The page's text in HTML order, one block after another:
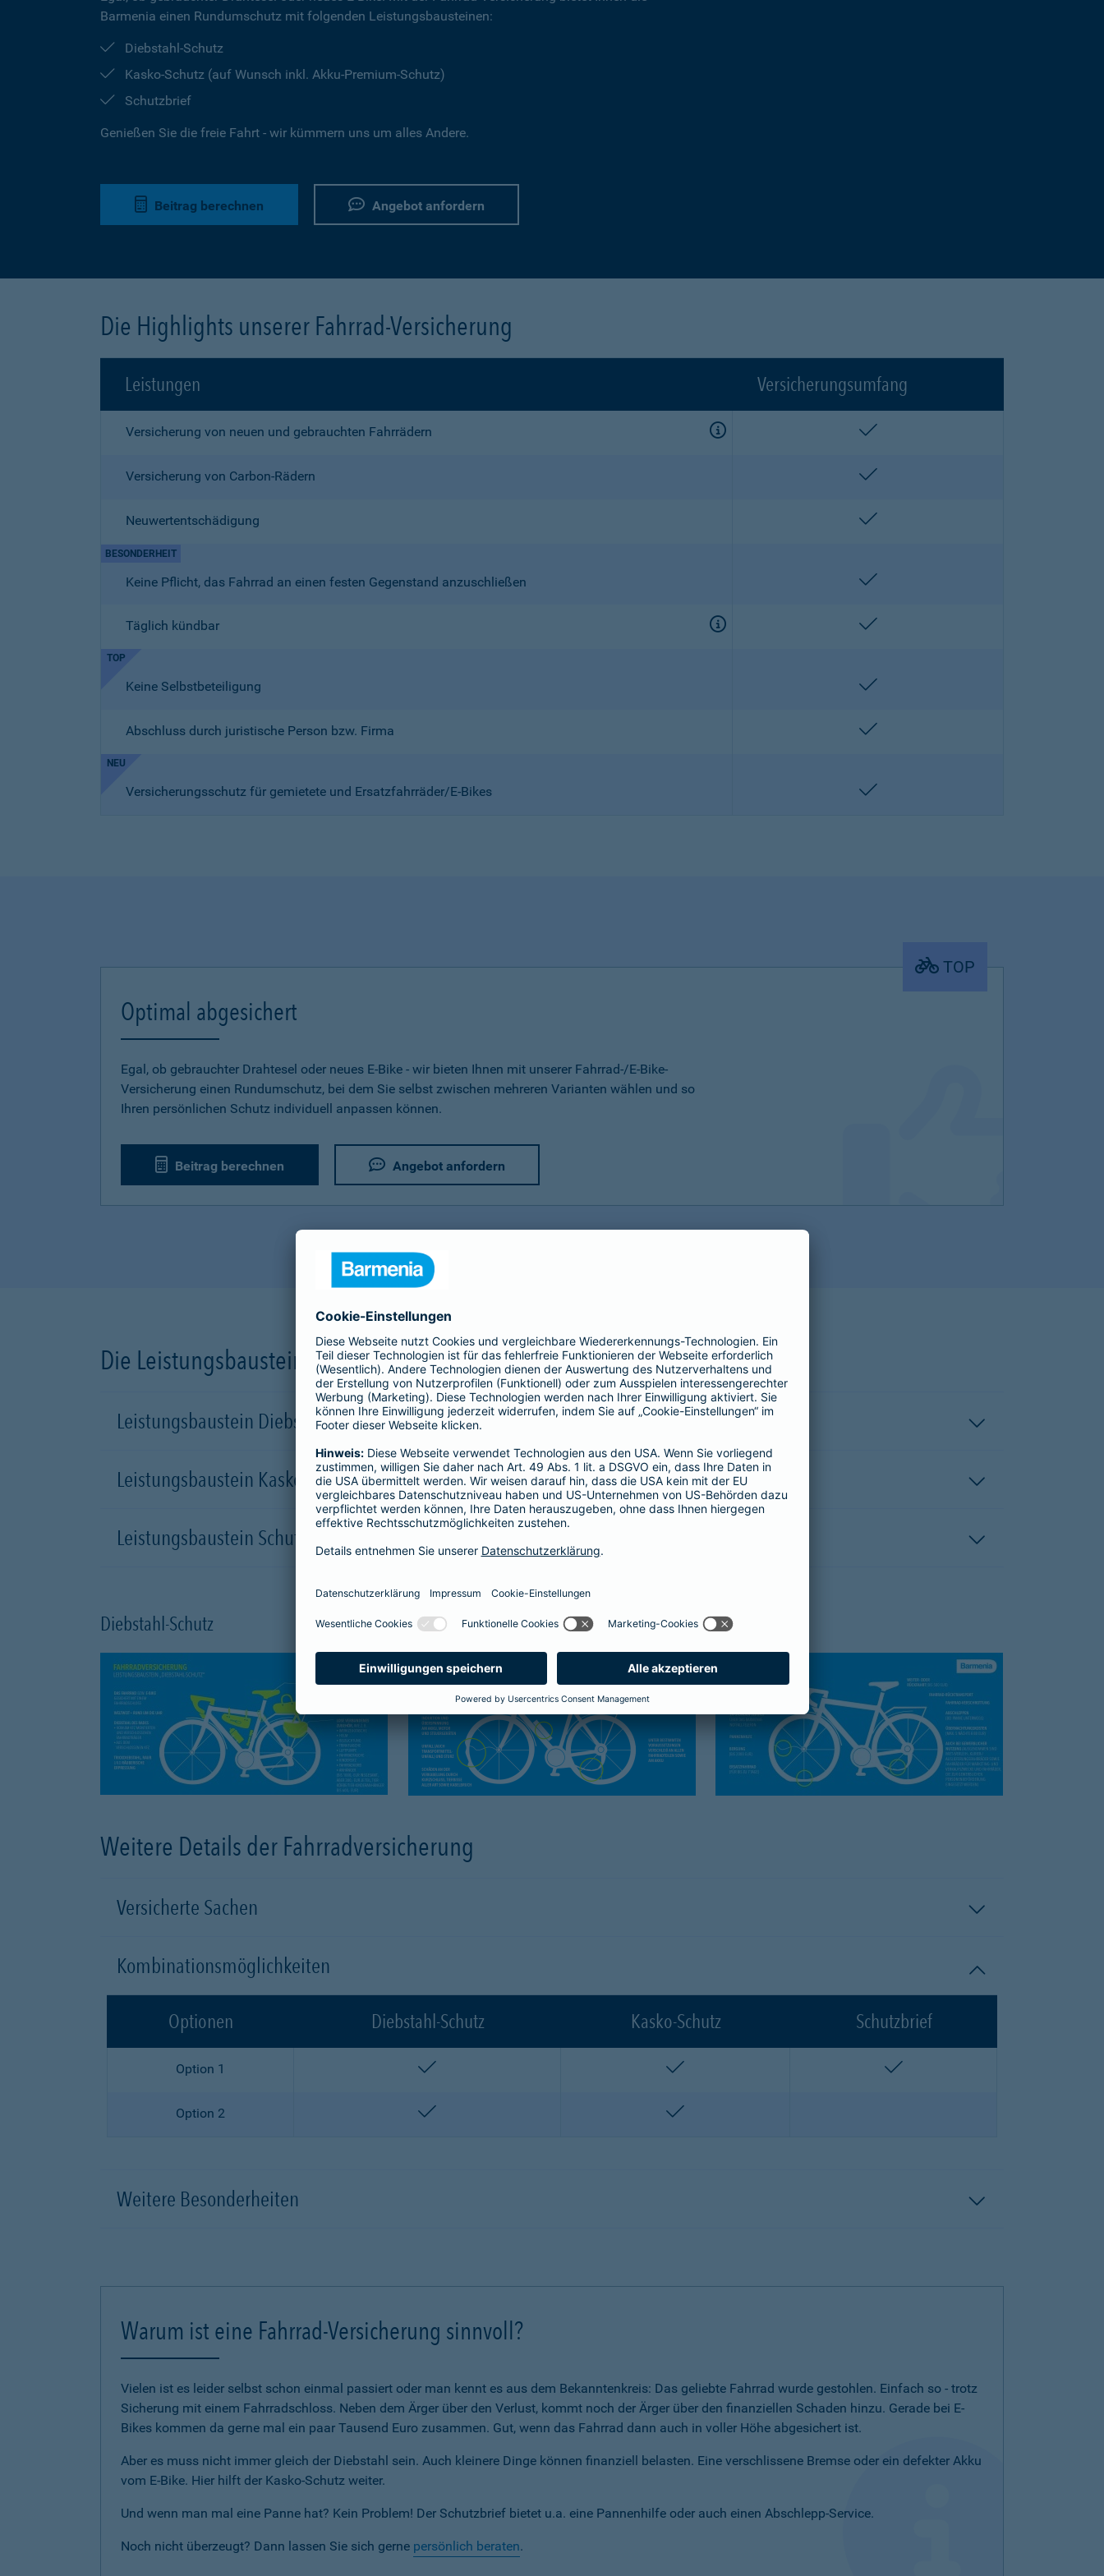
Barmenia einen Rundumschutz mit folgenden Leistungsbausteinen:
Diebstahl-Schutz
Kasko-Schutz (auf Wunsch inkl. Akku-Premium-Schutz)
Schutzbrief
Genießen Sie die freie Fahrt - wir kümmern uns um alles Andere.
Beitrag berechnen Angebot anfordern
Die Highlights unserer Fahrrad-Versicherung
Leistungen Versicherungsumfang
Versicherung von neuen und gebrauchten Fahrrädern enthalten
Versicherung von Carbon-Rädern enthalten
Neuwertentschädigung enthalten
Keine Pflicht, das Fahrrad an einen festen Gegenstand anzuschließen
BESONDERHEIT
enthalten
Täglich kündbar enthalten
TOP
Keine Selbstbeteiligung enthalten
Abschluss durch juristische Person bzw. Firma enthalten
NEU
Versicherungsschutz für gemietete und Ersatzfahrräder/E-Bikes enthalten
TOP
Optimal abgesichert
Egal, ob gebrauchter Drahtesel oder neues E-Bike - wir bieten Ihnen mit unserer Fahrrad-/E-Bike-
Versicherung einen Rundumschutz, bei dem Sie selbst zwischen mehreren Varianten wählen und so
Ihren persönlichen Schutz individuell anpassen können.
Beitrag berechnen Angebot anfordern
Die Leistungsbausteine unserer Fahrradversicherung im Detail
Leistungsbaustein Diebstahl-Schutz
Leistungsbaustein Kasko-Schutz
Leistungsbaustein Schutzbrief
Diebstahl-Schutz Kasko-Schutz Schutzbrief
Weitere Details der Fahrradversicherung
Versicherte Sachen
Kombinationsmöglichkeiten
Optionen Diebstahl-Schutz Kasko-Schutz Schutzbrief
Option 1 enthalten
Option 2
Weitere Besonderheiten
Warum ist eine Fahrrad-Versicherung sinnvoll?
Vielen ist es leider selbst schon einmal passiert oder man kennt es aus dem Bekanntenkreis: Das geliebte Fahrrad wurde gestohlen. Einfach so - trotz
Sicherung mit einem Fahrradschloss. Neben dem Ärger über den Verlust, kommt noch der Ärger über den finanziellen Schaden hinzu. Gerade bei E-
Bikes kommen da gerne mal ein paar Tausend Euro zusammen. Gut, wenn das Fahrrad dann auch in voller Höhe abgesichert ist.
Aber es muss nicht immer gleich der Diebstahl sein. Auch kleinere Dinge können finanziell belasten. Eine verschlissene Bremse oder ein defekter Akku
vom E-Bike. Hier hilft der Kasko-Schutz weiter.
Und wenn man mal eine Panne hat? Kein Problem! Der Schutzbrief bietet u.a. eine Pannenhilfe oder auch einen Abschlepp-Service.
Noch nicht überzeugt? Dann lassen Sie sich gerne persönlich beraten.